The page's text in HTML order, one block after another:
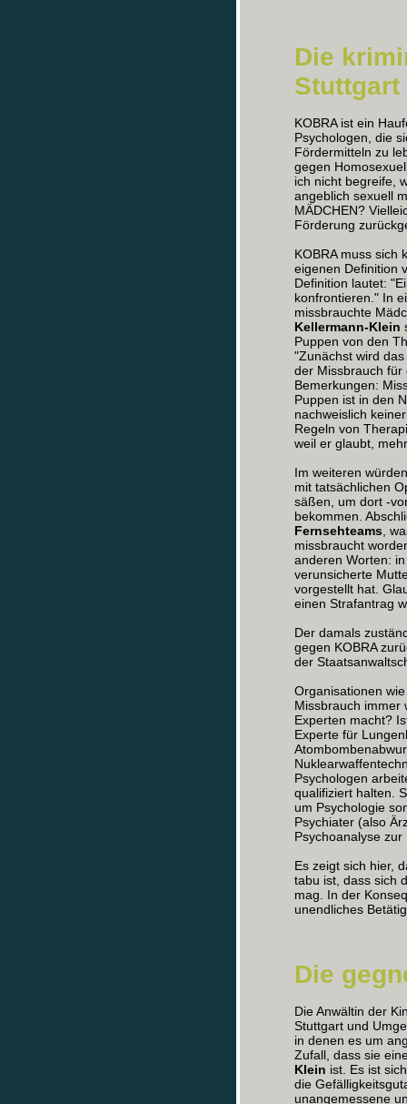
Die
Stuttgart
KOBRA ist ein
Psychologen, die
Fördermitteln zu
gegen
ich nicht begreife,
angeblich sexuell
MÄDCHEN?
Förderung
KOBRA muss sich
eigenen Definition
Definition lautet:
konfrontieren." In
missbrauchte
Kellermann-Klein
Puppen von den
"Zunächst wird
der Missbrauch für
Bemerkungen:
Puppen ist in den
nachweislich
Regeln von
weil er glaubt,
Im weiteren
mit tatsächlichen
säßen, um dort -
bekommen.
Fernsehteams ,
missbraucht
anderen Worten:
verunsicherte
vorgestellt hat.
einen Strafantrag
Der damals
gegen KOBRA
der
Organisationen
Missbrauch immer
Experten macht?
Experte für
Psychologen
qualifiziert halten.
um Psychologie
Psychiater (also
Psychoanalyse
Es zeigt sich hier,
tabu ist, dass sich
mag. In der
unendliches
Die
Die Anwältin der
Stuttgart und
in denen es um
Zufall, dass sie
Klein ist. Es ist
die
unangemessene